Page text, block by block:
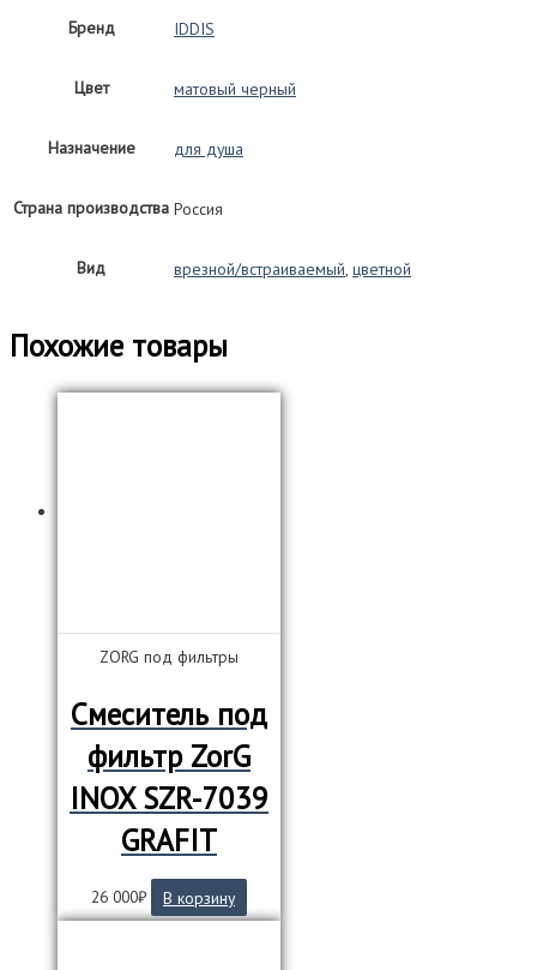
Бренд IDDIS
Цвет матовый черный
Назначение для душа
Страна производства Россия
Вид врезной/встраиваемый, цветной
Похожие товары
ZORG под фильтры
Смеситель под
фильтр ZorG
INOX SZR-7039
GRAFIT
26 000₽ В корзину